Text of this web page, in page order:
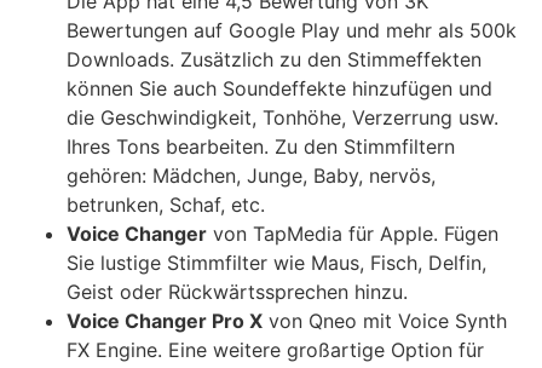
Bewertungen auf Google Play und mehr als 500k
Downloads. Zusätzlich zu den Stimmeffekten
können Sie auch Soundeffekte hinzufügen und
die Geschwindigkeit, Tonhöhe, Verzerrung usw.
Ihres Tons bearbeiten. Zu den Stimmfiltern
gehören: Mädchen, Junge, Baby, nervös,
betrunken, Schaf, etc.
Voice Changer von TapMedia für Apple. Fügen
Sie lustige Stimmfilter wie Maus, Fisch, Delfin,
Geist oder Rückwärtssprechen hinzu.
Voice Changer Pro X von Qneo mit Voice Synth
FX Engine. Eine weitere großartige Option für